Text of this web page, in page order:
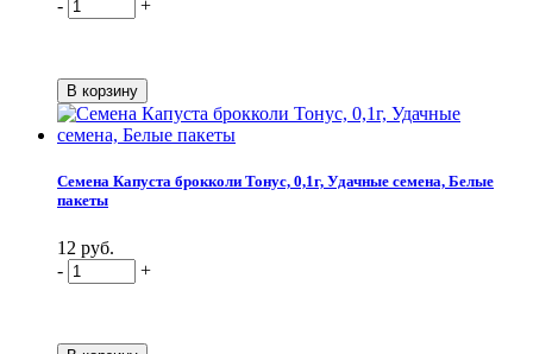
-
+
Семена Капуста брокколи Тонус, 0,1г, Удачные семена, Белые
пакеты
12 руб.
-
+